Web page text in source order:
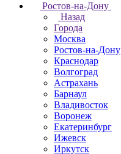
Ростов-на-Дону
Назад
Города
Москва
Ростов-на-Дону
Краснодар
Волгоград
Астрахань
Барнаул
Владивосток
Воронеж
Екатеринбург
Ижевск
Иркутск